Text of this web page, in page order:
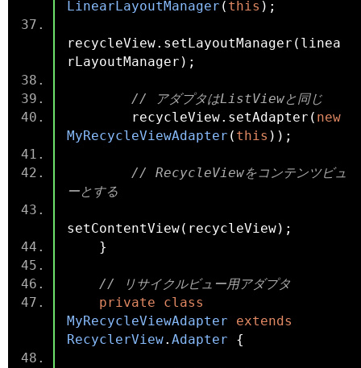
LinearLayoutManager ( this );
recycleView. setLayoutManager ( linea
rLayoutManager );
// アダプタはListViewと同じ
        recycleView
. setAdapter ( new
MyRecycleViewAdapter ( this ));
// RecycleViewをコンテンツビュ
ーとする
setContentView( recycleView);
}
// リサイクルビュー用アダプタ
private
class
MyRecycleViewAdapter
extends
RecyclerView. Adapter {